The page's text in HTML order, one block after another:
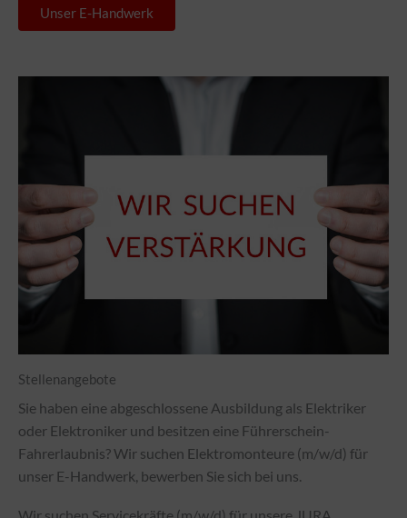
Unser E-Handwerk
Stellenangebote
Sie haben eine abgeschlossene Ausbildung als Elektriker
oder Elektroniker und besitzen eine Führerschein-
Fahrerlaubnis? Wir suchen Elektromonteure (m/w/d) für
unser E-Handwerk, bewerben Sie sich bei uns.